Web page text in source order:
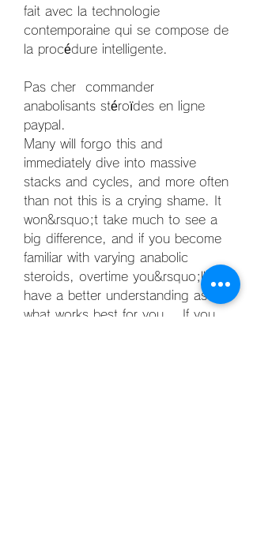
fait avec la technologie
contemporaine qui se compose de
la procédure intelligente.
Pas cher  commander
anabolisants stéroïdes en ligne
paypal.
Many will forgo this and
immediately dive into massive
stacks and cycles, and more often
than not this is a crying shame. It
won&rsquo;t take much to see a
big difference, and if you become
familiar with varying anabolic
steroids, overtime you&rsquo;ll
have a better understanding as to
what works best for you, . If you